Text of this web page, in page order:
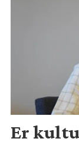
Er